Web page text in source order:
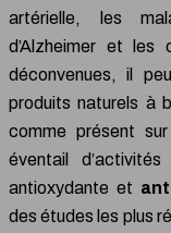
artérielle, les
d’Alzheimer et les
déconvenues, il
produits naturels à
comme présent sur
éventail
antioxydante et
des études les plus